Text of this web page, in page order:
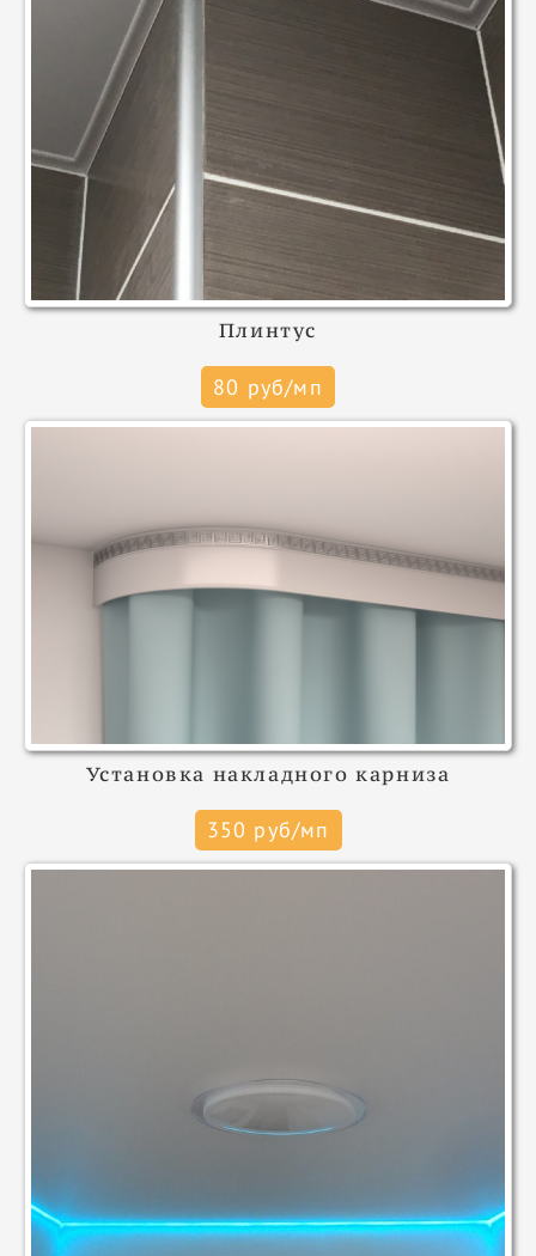
Плинтус
80 руб/мп
Установка накладного карниза
350 руб/мп